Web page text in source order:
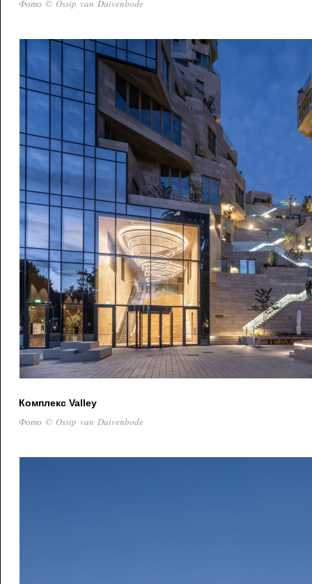
Фото © Ossip van Duivenbode
Комплекс Valley
Фото © Ossip van Duivenbode